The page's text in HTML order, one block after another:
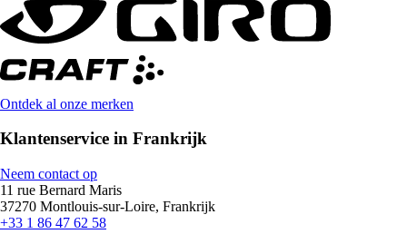
Ontdek al onze merken
Klantenservice in Frankrijk
Neem contact op
11 rue Bernard Maris
37270 Montlouis-sur-Loire, Frankrijk
+33 1 86 47 62 58